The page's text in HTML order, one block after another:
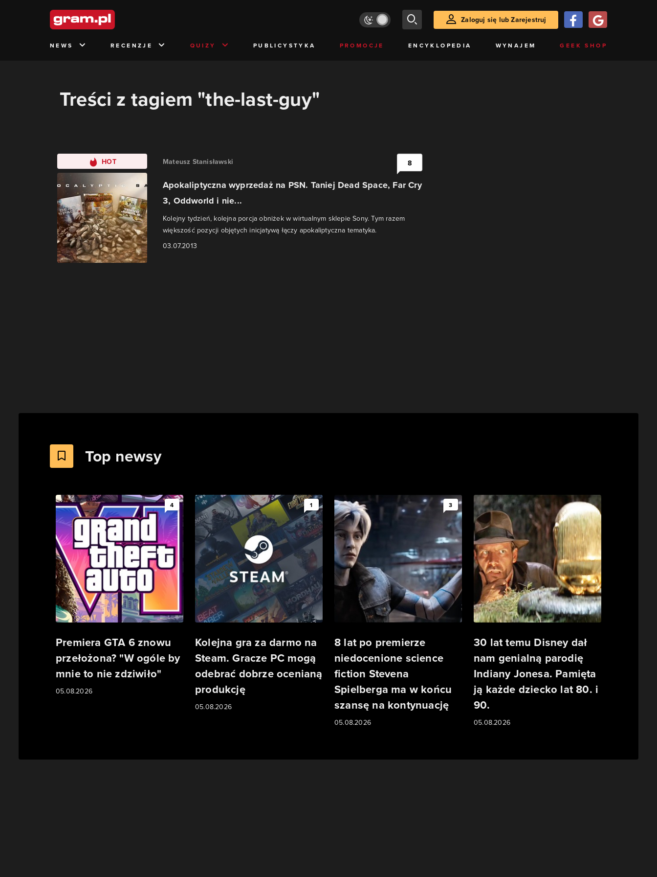
Zaloguj się lub Zarejestruj
NEWS RECENZJE QUIZY PUBLICYSTYKA PROMOCJE ENCYKLOPEDIA WYNAJEM GEEK SHOP
Treści z tagiem "the-last-guy"
HOT Mateusz Stanisławski
Apokaliptyczna wyprzedaż na PSN. Taniej Dead Space, Far Cry
3, Oddworld i nie...
Kolejny tydzień, kolejna porcja obniżek w wirtualnym sklepie Sony. Tym razem
większość pozycji objętych inicjatywą łączy apokaliptyczna tematyka.
03.07.2013
8
Top newsy
4
Premiera GTA 6 znowu
przełożona? "W ogóle by
mnie to nie zdziwiło"
05.08.2026
1
Kolejna gra za darmo na
Steam. Gracze PC mogą
odebrać dobrze ocenianą
produkcję
05.08.2026
3
8 lat po premierze
niedocenione science
fiction Stevena
Spielberga ma w końcu
szansę na kontynuację
05.08.2026
30 lat temu Disney dał
nam genialną parodię
Indiany Jonesa. Pamięta
ją każde dziecko lat 80. i
90.
05.08.2026